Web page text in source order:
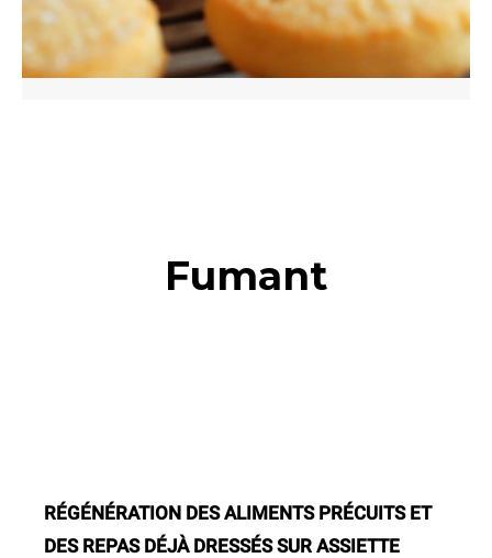
Fumant
RÉGÉNÉRATION DES ALIMENTS PRÉCUITS ET
DES REPAS DÉJÀ DRESSÉS SUR ASSIETTE